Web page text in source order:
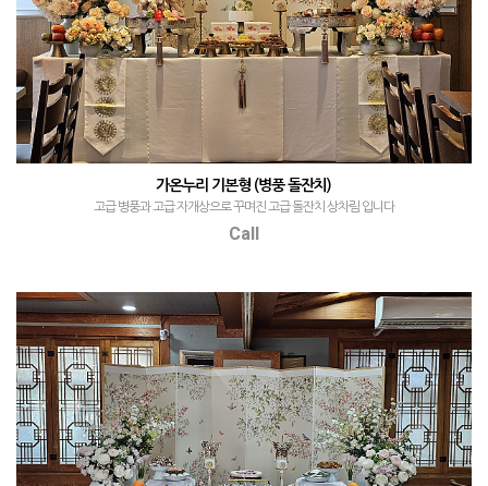
가온누리 기본형 (병풍 돌잔치)
고급 병풍과 고급 자개상으로 꾸며진 고급 돌잔치 상차림 입니다
Call